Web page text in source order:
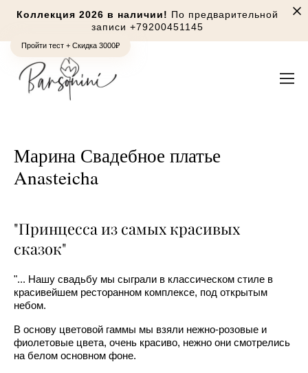
Пройти тест + Скидка 3000₽
Коллекция 2026 в наличии! По предварительной
записи +79200451145
Марина Свадебное платье
Anasteicha
"Принцесса из самых красивых
сказок"
"... Нашу свадьбу мы сыграли в классическом стиле в
красивейшем ресторанном комплексе, под открытым
небом.
В основу цветовой гаммы мы взяли нежно-розовые и
фиолетовые цвета, очень красиво, нежно они смотрелись
на белом основном фоне.